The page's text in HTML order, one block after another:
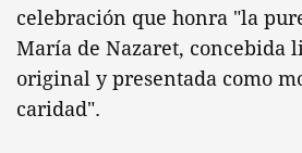
celebración que honra "la
María de Nazaret, concebida
original y presentada como
caridad".